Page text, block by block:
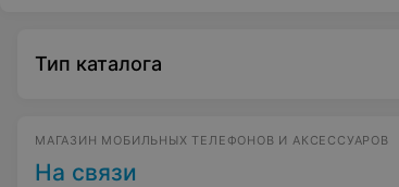
Тип каталога
МАГАЗИН МОБИЛЬНЫХ ТЕЛЕФОНОВ И АКСЕССУАРОВ
На связи